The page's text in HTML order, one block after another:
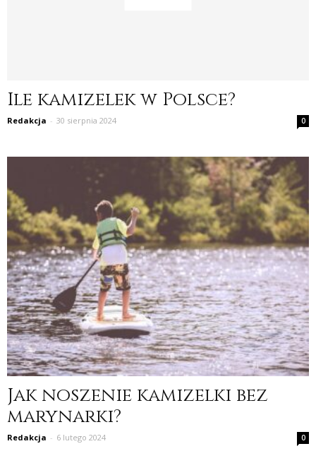
Ile kamizelek w Polsce?
Redakcja - 30 sierpnia 2024 0
Jak noszenie kamizelki bez
marynarki?
Redakcja - 6 lutego 2024 0